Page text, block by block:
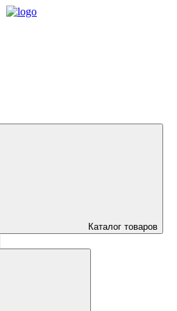
Каталог товаров